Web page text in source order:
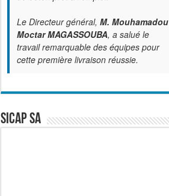
Le Directeur général, M. Mouhamadou
Moctar MAGASSOUBA, a salué le
travail remarquable des équipes pour
cette première livraison réussie.
SICAP SA